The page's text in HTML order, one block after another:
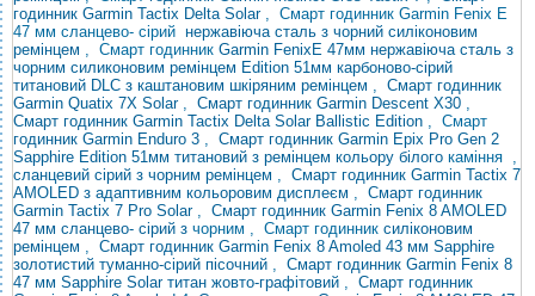
годинник Garmin Tactix Delta Solar , Смарт годинник Garmin Fenix ​​E
47 мм сланцево- сірий нержавіюча сталь з чорний силіконовим
ремінцем , Смарт годинник Garmin Fenix​​E 47мм нержавіюча сталь з
чорним силиконовим ремінцем Edition 51мм карбоново-сірий
титановий DLC з каштановим шкіряним ремінцем , Смарт годинник
Garmin Quatix 7X Solar , Смарт годинник Garmin Descent X30 ,
Смарт годинник Garmin Tactix Delta Solar Ballistic Edition , Смарт
годинник Garmin Enduro 3 , Смарт годинник Garmin Epix Pro Gen 2
Sapphire Edition 51мм титановий з ремінцем кольору білого каміння ,
сланцевий сірий з чорним ремінцем , Смарт годинник Garmin Tactix 7
AMOLED з адаптивним кольоровим дисплеєм , Смарт годинник
Garmin Tactix 7 Pro Solar , Смарт годинник Garmin Fenix ​​8 AMOLED
47 мм сланцево- сірий з чорним , Смарт годинник силіконовим
ремінцем , Смарт годинник Garmin Fenix ​​8 Amoled 43 мм Sapphire
золотистий туманно-сірий пісочний , Смарт годинник Garmin Fenix ​​8
47 мм Sapphire Solar титан жовто-графітовий , Смарт годинник